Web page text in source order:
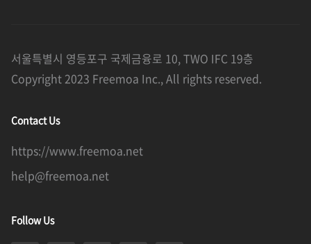
서울특별시 영등포구 국제금융로 10, TWO IFC 19층
Copyright 2023 Freemoa Inc., All rights reserved.
Contact Us
https://www.freemoa.net
help@freemoa.net
Follow Us